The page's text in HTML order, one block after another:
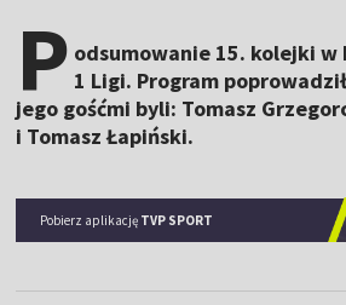
P odsumowanie 15. kolejki w
1 Ligi. Program
jego gośćmi byli: Tomasz
i Tomasz Łapiński.
Pobierz aplikację TVP SPORT